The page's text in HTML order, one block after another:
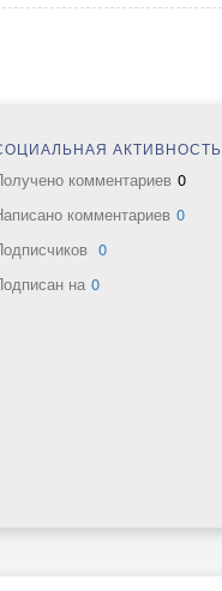
АКТИВНОСТЬ
комментариев 0
комментариев 0
0
на 0